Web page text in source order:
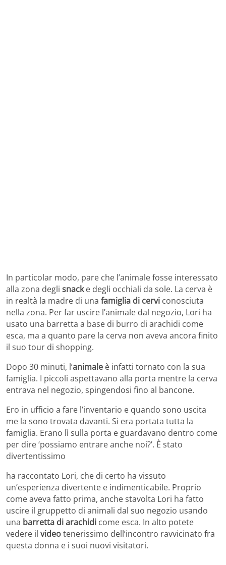
In particolar modo, pare che l’animale fosse interessato
alla zona degli snacke degli occhiali da sole. La cerva è
in realtà la madre di una famiglia di cervi conosciuta
nella zona. Per far uscire l’animale dal negozio, Lori ha
usato una barretta a base di burro di arachidi come
esca, ma a quanto pare la cerva non aveva ancora finito
il suo tour di shopping.
Dopo 30 minuti, l’animale è infatti tornato con la sua
famiglia. I piccoli aspettavano alla porta mentre la cerva
entrava nel negozio, spingendosi fino al bancone.
Ero in ufficio a fare l’inventario e quando sono uscita
me la sono trovata davanti. Si era portata tutta la
famiglia. Erano lì sulla porta e guardavano dentro come
per dire ‘possiamo entrare anche noi?’. È stato
divertentissimo
ha raccontato Lori, che di certo ha vissuto
un’esperienza divertente e indimenticabile. Proprio
come aveva fatto prima, anche stavolta Lori ha fatto
uscire il gruppetto di animali dal suo negozio usando
una barretta di arachidi come esca. In alto potete
vedere il videotenerissimo dell’incontro ravvicinato fra
questa donna e i suoi nuovi visitatori.